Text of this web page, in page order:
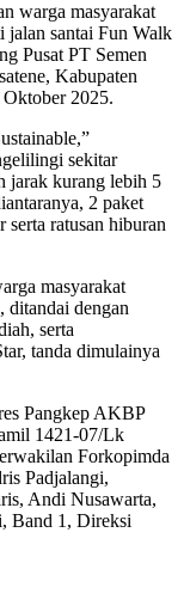
warga masyarakat
jalan santai Fun Walk
Pusat PT Semen
Kabupaten
2025.
sekitar
jarak kurang lebih 5
2 paket
ratusan hiburan
masyarakat
ditandai dengan
serta
tanda dimulainya
Pangkep AKBP
1421-07/Lk
Forkopimda
Padjalangi,
Andi Nusawarta,
Band 1, Direksi